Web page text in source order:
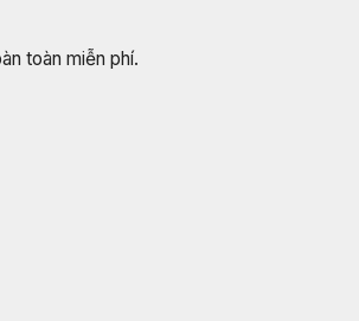
toàn miễn phí.